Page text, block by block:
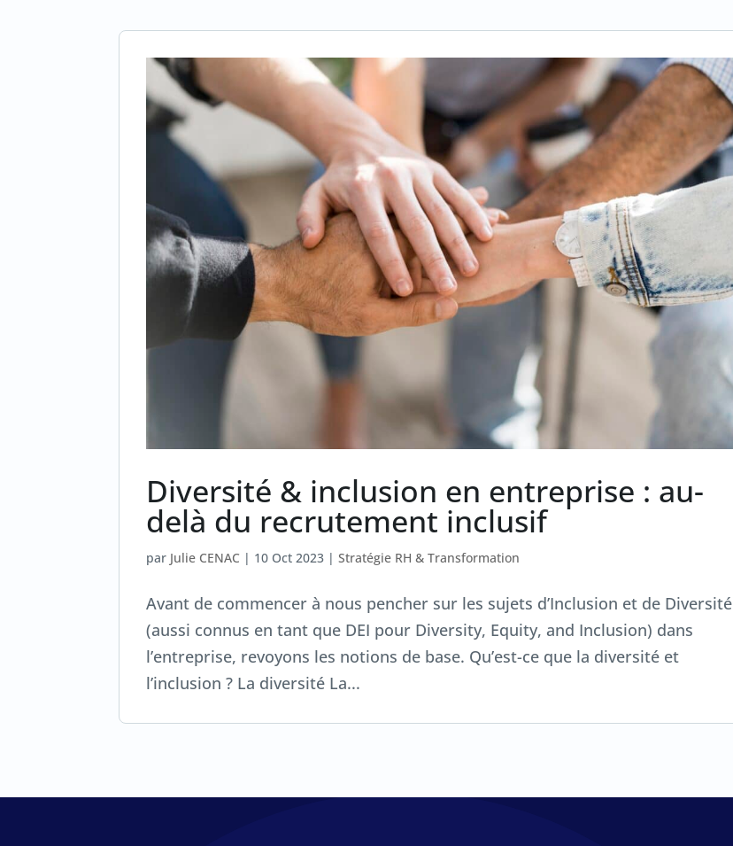
Diversité & inclusion en entreprise : au-
delà du recrutement inclusif
par Julie CENAC | 10 Oct 2023 |Stratégie RH & Transformation
Avant de commencer à nous pencher sur les sujets d’Inclusion et de Diversité
(aussi connus en tant que DEI pour Diversity, Equity, and Inclusion) dans
l’entreprise, revoyons les notions de base. Qu’est-ce que la diversité et
l’inclusion ? La diversité La...